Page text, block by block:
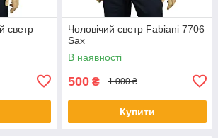
светр
Чоловічий светр Fabiani 7706
Sax
В наявності
500 ₴ 1 000 ₴
Купити